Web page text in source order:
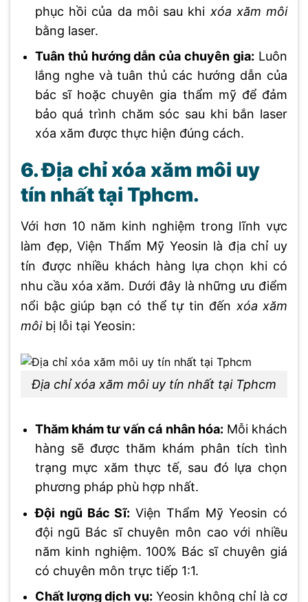
phục hồi của da môi sau khi xóa xăm môi
bằng laser.
Tuân thủ hướng dẫn của chuyên gia: Luôn
lắng nghe và tuân thủ các hướng dẫn của
bác sĩ hoặc chuyên gia thẩm mỹ để đảm
bảo quá trình chăm sóc sau khi bắn laser
xóa xăm được thực hiện đúng cách.
6. Địa chỉ xóa xăm môi uy
tín nhất tại Tphcm.
Với hơn 10 năm kinh nghiệm trong lĩnh vực
làm đẹp, Viện Thẩm Mỹ Yeosin là địa chỉ uy
tín được nhiều khách hàng lựa chọn khi có
nhu cầu xóa xăm. Dưới đây là những ưu điểm
nổi bậc giúp bạn có thể tự tin đến xóa xăm
môibị lỗi tại Yeosin:
Địa chỉ xóa xăm môi uy tín nhất tại Tphcm
Thăm khám tư vấn cá nhân hóa: Mỗi khách
hàng sẽ được thăm khám phân tích tình
trạng mực xăm thực tế, sau đó lựa chọn
phương pháp phù hợp nhất.
Đội ngũ Bác Sĩ: Viện Thẩm Mỹ Yeosin có
đội ngũ Bác sĩ chuyên môn cao với nhiều
năm kinh nghiệm. 100% Bác sĩ chuyên giá
có chuyên môn trực tiếp 1:1.
Chất lượng dịch vụ: Yeosin không chỉ là cơ